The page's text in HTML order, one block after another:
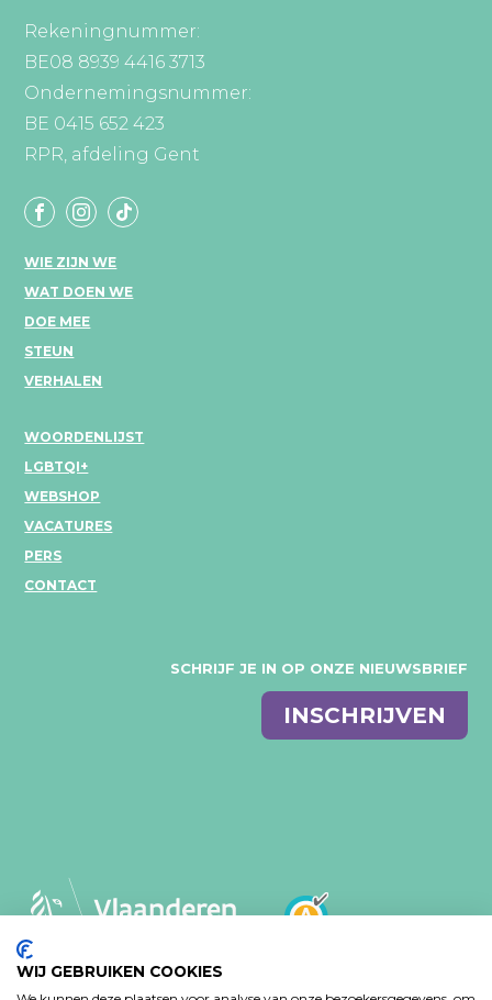
Rekeningnummer:
BE08 8939 4416 3713
Ondernemingsnummer:
BE 0415 652 423
RPR, afdeling Gent
WIE ZIJN WE
WAT DOEN WE
DOE MEE
STEUN
VERHALEN
WOORDENLIJST
LGBTQI+
WEBSHOP
VACATURES
PERS
CONTACT
SCHRIJF JE IN OP ONZE NIEUWSBRIEF
E-
mail
INSCHRIJVEN
WIJ GEBRUIKEN COOKIES